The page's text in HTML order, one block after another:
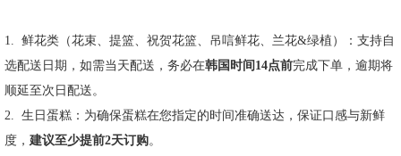
1. 鲜花类（花束、提篮、祝贺花篮、吊唁鲜花、兰花&绿植）：支持自
选配送日期，如需当天配送，务必在韩国时间 14点前完成下单，逾期将
顺延至次日配送。
2. 生日蛋糕：为确保蛋糕在您指定的时间准确送达，保证口感与新鲜
度， 建议至少提前2天订购。